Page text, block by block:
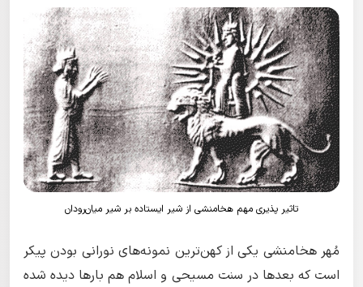
تاثیر پذیری مهم هخامنشی از شیر ایستاده بر شیر میان‌رودان
مُهر هخامنشی یکی از کهن‌ترین نمونه‌های نورانی بودن پیکر
است که بعدها در سنت مسیحی و اسلام هم بارها دیده شده